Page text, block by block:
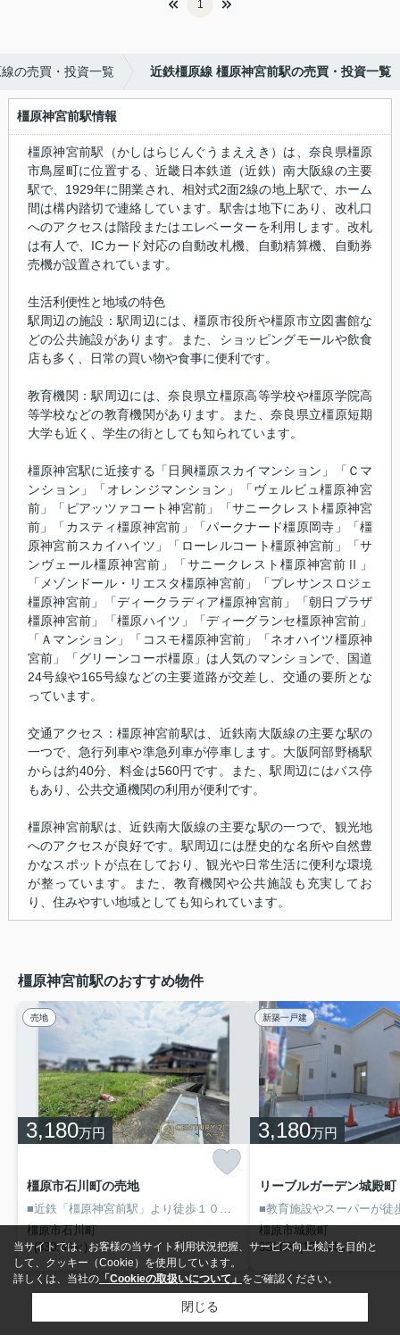
1
の売買・投資一覧 近鉄橿原線 橿原神宮前駅の売買・投資一覧
橿原神宮前駅情報
橿原神宮前駅（かしはらじんぐうまええき）は、奈良県橿原
市鳥屋町に位置する、近畿日本鉄道（近鉄）南大阪線の主要
駅で、1929年に開業され、相対式2面2線の地上駅で、ホーム
間は構内踏切で連絡しています。駅舎は地下にあり、改札口
へのアクセスは階段またはエレベーターを利用します。改札
は有人で、ICカード対応の自動改札機、自動精算機、自動券
売機が設置されています。
生活利便性と地域の特色
駅周辺の施設：駅周辺には、橿原市役所や橿原市立図書館な
どの公共施設があります。また、ショッピングモールや飲食
店も多く、日常の買い物や食事に便利です。
教育機関：駅周辺には、奈良県立橿原高等学校や橿原学院高
等学校などの教育機関があります。また、奈良県立橿原短期
大学も近く、学生の街としても知られています。
橿原神宮駅に近接する「日興橿原スカイマンション」「Ｃマ
ンション」「オレンジマンション」「ヴェルビュ橿原神宮
前」「ピアッツァコート神宮前」「サニークレスト橿原神宮
前」「カスティ橿原神宮前」「パークナード橿原岡寺」「橿
原神宮前スカイハイツ」「ローレルコート橿原神宮前」「サ
ンヴェール橿原神宮前」「サニークレスト橿原神宮前Ⅱ」
「メゾンドール・リエスタ橿原神宮前」「プレサンスロジェ
橿原神宮前」「ディークラディア橿原神宮前」「朝日プラザ
橿原神宮前」「橿原ハイツ」「ディーグランセ橿原神宮前」
「Ａマンション」「コスモ橿原神宮前」「ネオハイツ橿原神
宮前」「グリーンコーポ橿原」は人気のマンションで、国道
24号線や165号線などの主要道路が交差し、交通の要所とな
っています。
交通アクセス：橿原神宮前駅は、近鉄南大阪線の主要な駅の
一つで、急行列車や準急列車が停車します。大阪阿部野橋駅
からは約40分、料金は560円です。また、駅周辺にはバス停
もあり、公共交通機関の利用が便利です。
橿原神宮前駅は、近鉄南大阪線の主要な駅の一つで、観光地
へのアクセスが良好です。駅周辺には歴史的な名所や自然豊
かなスポットが点在しており、観光や日常生活に便利な環境
が整っています。また、教育機関や公共施設も充実してお
り、住みやすい地域としても知られています。
橿原神宮前駅のおすすめ物件
売地
3,180万円
橿原市石川町の売地
■近鉄「橿原神宮前駅」より徒歩１０分の便利な立地！
■建築条件なし
橿原市石川町
- (330.60㎡)
新築一戸建
3,180万円
橿原市城殿町
3SLDK (100.44㎡)
当サイトでは、お客様の当サイト利用状況把握、サービス向上検討を目的と
して、クッキー（Cookie）を使用しています。
詳しくは、当社の 「Cookieの取扱いについて」 をご確認ください。
閉じる